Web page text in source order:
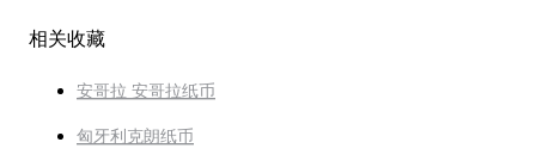
相关收藏
安哥拉 安哥拉纸币
匈牙利克朗纸币